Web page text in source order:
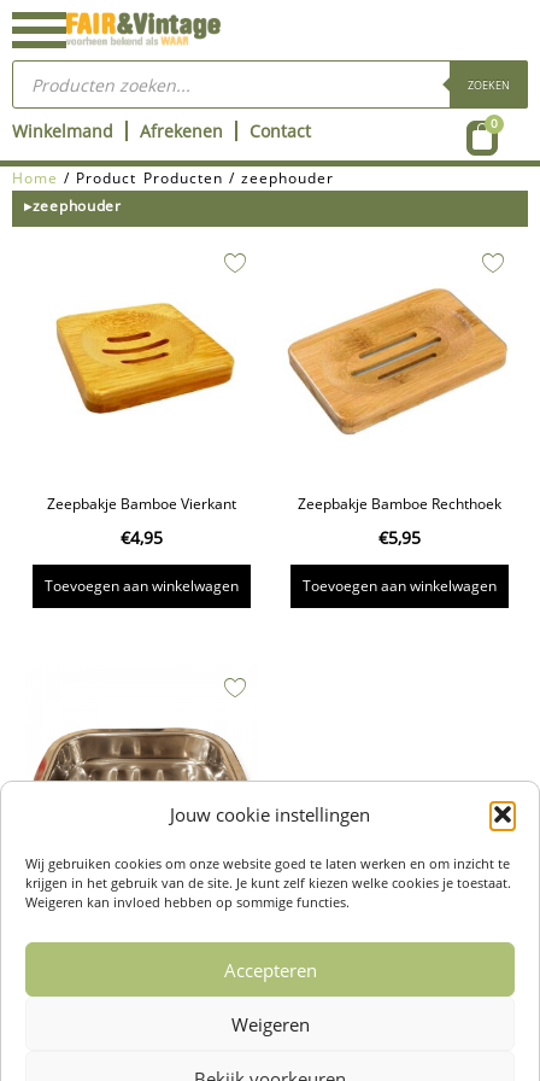
Jouw cookie instellingen
Wij gebruiken cookies om onze website goed te laten werken en om inzicht te
krijgen in het gebruik van de site. Je kunt zelf kiezen welke cookies je toestaat.
Weigeren kan invloed hebben op sommige functies.
Accepteren
Weigeren
Ga
naar
inhoud
Producten
zoeken ZOEKEN
Winkelmand Afrekenen Contact 0
Home / Product Producten / zeephouder
▸zeephouder
Zeepbakje Bamboe Vierkant
€4,95
Toevoegen aan winkelwagen
Zeepbakje Bamboe Rechthoek
€5,95
Toevoegen aan winkelwagen